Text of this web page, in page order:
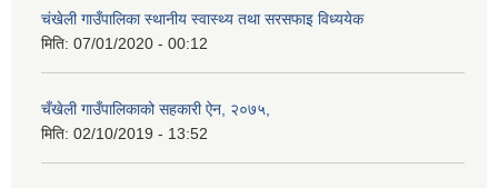
चंखेली गाउँपालिका स्थानीय स्वास्थ्य तथा सरसफाइ विध्ययेक
मिति: 07/01/2020 - 00:12
चँखेली गाउँपालिकाको सहकारी ऐन, २०७५,
मिति: 02/10/2019 - 13:52